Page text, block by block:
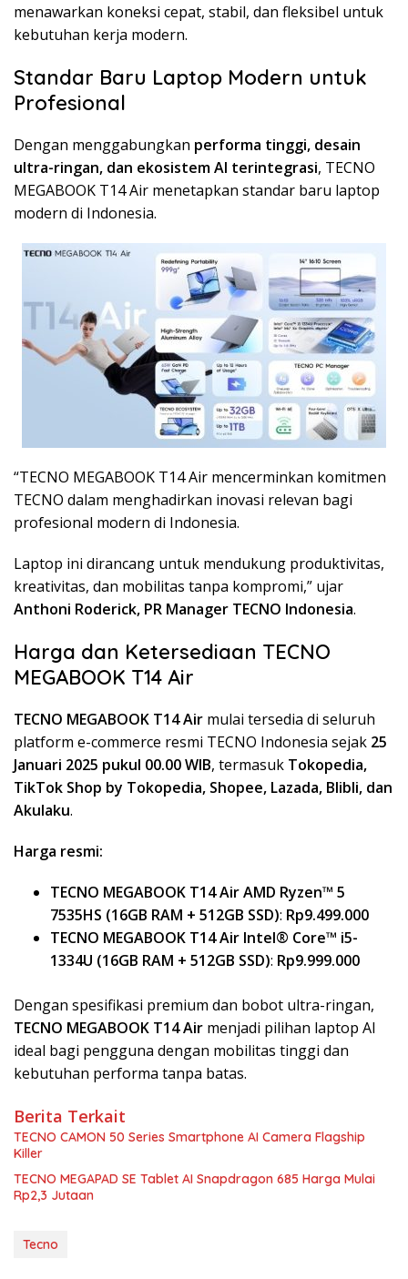
menawarkan koneksi cepat, stabil, dan fleksibel untuk
kebutuhan kerja modern.
Standar Baru Laptop Modern untuk
Profesional
Dengan menggabungkan performa tinggi, desain
ultra-ringan, dan ekosistem AI terintegrasi, TECNO
MEGABOOK T14 Air menetapkan standar baru laptop
modern di Indonesia.
“TECNO MEGABOOK T14 Air mencerminkan komitmen
TECNO dalam menghadirkan inovasi relevan bagi
profesional modern di Indonesia.
Laptop ini dirancang untuk mendukung produktivitas,
kreativitas, dan mobilitas tanpa kompromi,” ujar
Anthoni Roderick, PR Manager TECNO Indonesia.
Harga dan Ketersediaan TECNO
MEGABOOK T14 Air
TECNO MEGABOOK T14 Air mulai tersedia di seluruh
platform e-commerce resmi TECNO Indonesia sejak 25
Januari 2025 pukul 00.00 WIB, termasuk Tokopedia,
TikTok Shop by Tokopedia, Shopee, Lazada, Blibli, dan
Akulaku.
Harga resmi:
TECNO MEGABOOK T14 Air AMD Ryzen™ 5
7535HS (16GB RAM + 512GB SSD): Rp9.499.000
TECNO MEGABOOK T14 Air Intel® Core™ i5-
1334U (16GB RAM + 512GB SSD): Rp9.999.000
Dengan spesifikasi premium dan bobot ultra-ringan,
TECNO MEGABOOK T14 Air menjadi pilihan laptop AI
ideal bagi pengguna dengan mobilitas tinggi dan
kebutuhan performa tanpa batas.
Berita Terkait
TECNO CAMON 50 Series Smartphone AI Camera Flagship
Killer
TECNO MEGAPAD SE Tablet AI Snapdragon 685 Harga Mulai
Rp2,3 Jutaan
Tecno